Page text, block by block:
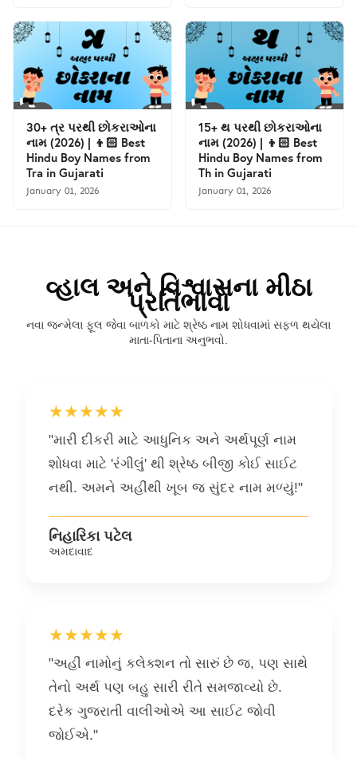
30+ ત્ર પરથી છોકરાઓના
નામ (2026) | 👦🏻 Best
Hindu Boy Names from
Tra in Gujarati
January 01, 2026
15+ થ પરથી છોકરાઓના
નામ (2026) | 👦🏻 Best
Hindu Boy Names from
Th in Gujarati
January 01, 2026
વ્હાલ અને વિશ્વાસના મીઠા
પ્રતિભાવો
નવા જન્મેલા ફૂલ જેવા બાળકો માટે શ્રેષ્ઠ નામ શોધવામાં સફળ થયેલા
માતા-પિતાના અનુભવો.
★★★★★
"મારી દીકરી માટે આધુનિક અને અર્થપૂર્ણ નામ
શોધવા માટે 'રંગીલું' થી શ્રેષ્ઠ બીજી કોઈ સાઈટ
નથી. અમને અહીંથી ખૂબ જ સુંદર નામ મળ્યું!"
નિહારિકા પટેલ
અમદાવાદ
★★★★★
"અહીં નામોનું કલેક્શન તો સારું છે જ, પણ સાથે
તેનો અર્થ પણ બહુ સારી રીતે સમજાવ્યો છે.
દરેક ગુજરાતી વાલીઓએ આ સાઈટ જોવી
જોઈએ."